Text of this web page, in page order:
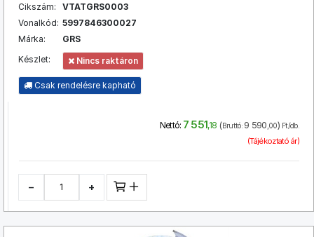
Cikszám:
VTATGRS0003
Vonalkód: 5997846300027
Márka:
GRS
Készlet:
Nincs raktáron
Csak rendelésre kapható
Nettó: 7 551,18 (Bruttó: 9 590,00) Ft/db.
(Tájékoztató ár)
− +